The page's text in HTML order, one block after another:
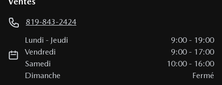
819-843-2424
Lundi - Jeudi 9:00 - 19:00
Vendredi
9:00 - 17:00
Samedi
10:00 - 16:00
Dimanche
Fermé